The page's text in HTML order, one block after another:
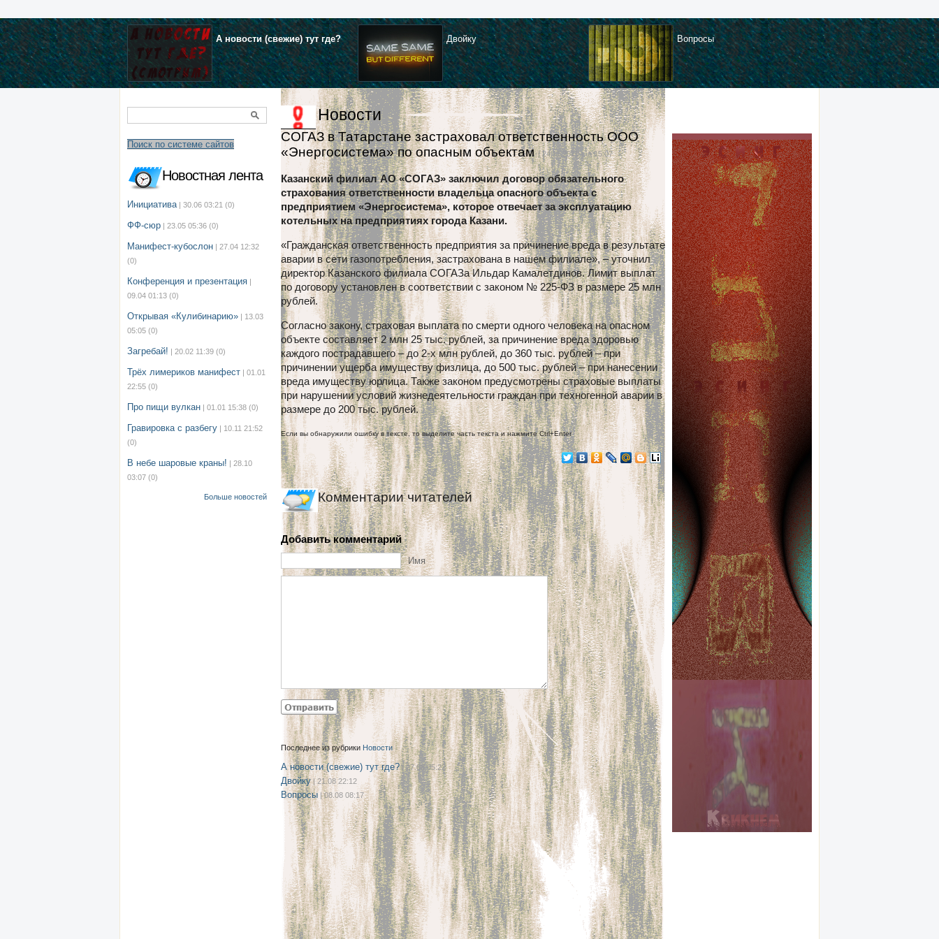
А новости (свежие) тут где? Двойку Вопросы
Поиск по системе сайтов
Новостная лента
Инициатива | 30.06 03:21 (0)
ФФ-сюр | 23.05 05:36 (0)
Манифест-кубослон | 27.04 12:32
(0)
Конференция и презентация |
09.04 01:13 (0)
Открывая «Кулибинарию» | 13.03
05:05 (0)
Загребай! | 20.02 11:39 (0)
Трёх лимериков манифест | 01.01
22:55 (0)
Про пищи вулкан | 01.01 15:38 (0)
Гравировка с разбегу | 10.11 21:52
(0)
В небе шаровые краны! | 28.10
03:07 (0)
Больше новостей
Новости
СОГАЗ в Татарстане застраховал ответственность ООО
«Энергосистема» по опасным объектам| 24.11.2015 г. в 15:07
Казанский филиал АО «СОГАЗ» заключил договор обязательного
страхования ответственности владельца опасного объекта с
предприятием «Энергосистема», которое отвечает за эксплуатацию
котельных на предприятиях города Казани.
«Гражданская ответственность предприятия за причинение вреда в результате
аварии в сети газопотребления, застрахована в нашем филиале», – уточнил
директор Казанского филиала СОГАЗа Ильдар Камалетдинов. Лимит выплат
по договору установлен в соответствии с законом № 225-ФЗ в размере 25 млн
рублей.
Согласно закону, страховая выплата по смерти одного человека на опасном
объекте составляет 2 млн 25 тыс. рублей, за причинение вреда здоровью
каждого пострадавшего – до 2-х млн рублей, до 360 тыс. рублей – при
причинении ущерба имуществу физлица, до 500 тыс. рублей – при нанесении
вреда имуществу юрлица. Также законом предусмотрены страховые выплаты
при нарушении условий жизнедеятельности граждан при техногенной аварии в
размере до 200 тыс. рублей.
Если вы обнаружили ошибку в тексте, то выделите часть текста и нажмите Ctrl+Enter
Комментарии читателей
Добавить комментарий
Имя
Последнее из рубрики Новости
А новости (свежие) тут где?| 27.08 05:22
Двойку| 21.08 22:12
Вопросы| 08.08 08:17